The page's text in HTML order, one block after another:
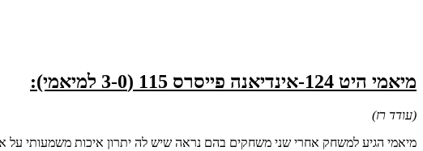
מיאמי היט 124-אינדיאנה פייסרס 115 (3-0 למיאמי):
(עודד רז)
מיאמי הגיע למשחק אחרי שני משחקים בהם נראה שיש לה יתרון איכות משמעותי על